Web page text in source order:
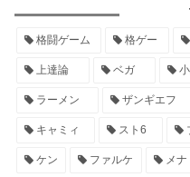
格闘ゲーム 格ゲー
上達論 ベガ
ラーメン ザンギエフ
キャミィ スト6
ケン ファルケ メナ